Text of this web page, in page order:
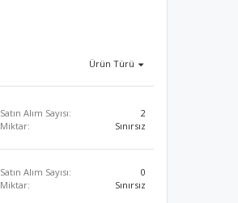
Ürün Türü
Satın Alım Sayısı:
2
Miktar:
Sınırsız
Satın Alım Sayısı:
0
Miktar:
Sınırsız